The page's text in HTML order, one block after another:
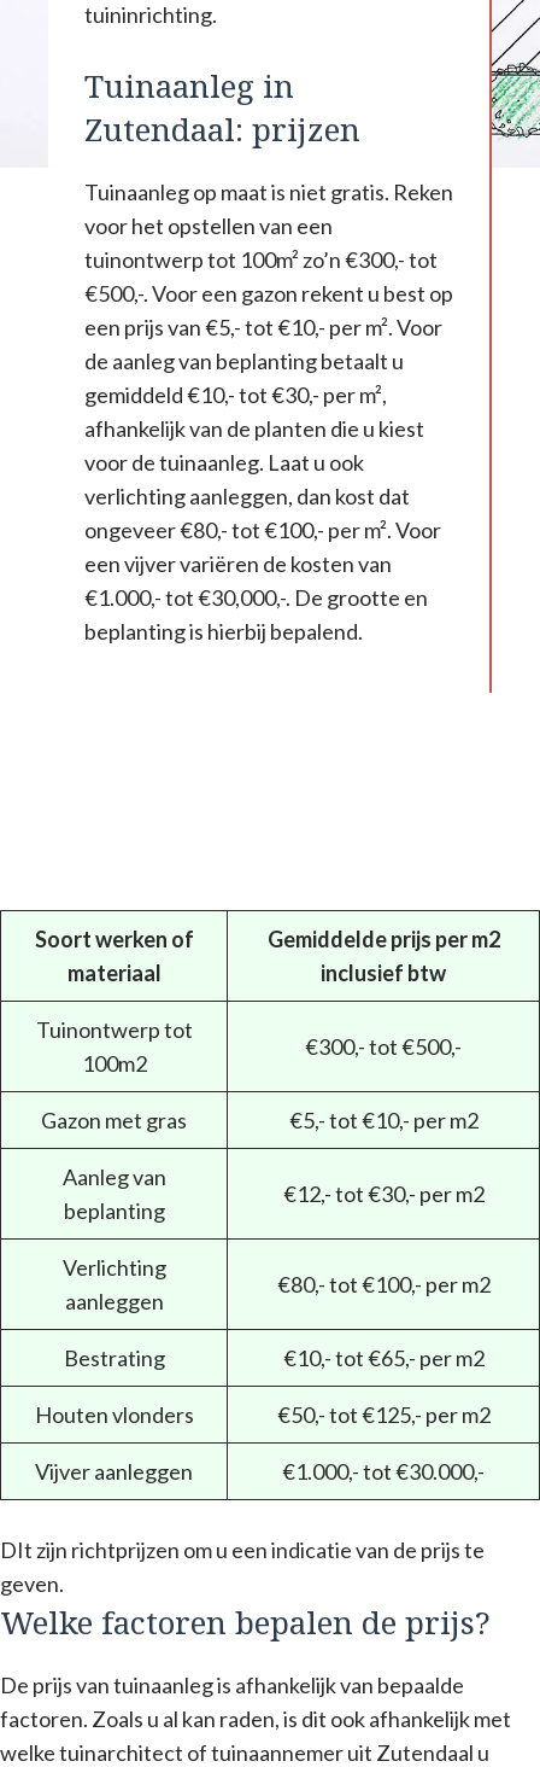
tuininrichting.
Tuinaanleg in
Zutendaal: prijzen
Tuinaanleg op maat is niet gratis. Reken
voor het opstellen van een
tuinontwerp tot 100m² zo’n €300,- tot
€500,-. Voor een gazon rekent u best op
een prijs van €5,- tot €10,- per m². Voor
de aanleg van beplanting betaalt u
gemiddeld €10,- tot €30,- per m²,
afhankelijk van de planten die u kiest
voor de tuinaanleg. Laat u ook
verlichting aanleggen, dan kost dat
ongeveer €80,- tot €100,- per m². Voor
een vijver variëren de kosten van
€1.000,- tot €30,000,-. De grootte en
beplanting is hierbij bepalend.
Soort werken of
materiaal
Gemiddelde prijs per m2
inclusief btw
Tuinontwerp tot
100m2
€300,- tot €500,-
Gazon met gras €5,- tot €10,- per m2
Aanleg van
beplanting
€12,- tot €30,- per m2
Verlichting
aanleggen
€80,- tot €100,- per m2
Bestrating €10,- tot €65,- per m2
Houten vlonders €50,- tot €125,- per m2
Vijver aanleggen €1.000,- tot €30.000,-
DIt zijn richtprijzen om u een indicatie van de prijs te
geven.
Welke factoren bepalen de prijs?
De prijs van tuinaanleg is afhankelijk van bepaalde
factoren. Zoals u al kan raden, is dit ook afhankelijk met
welke tuinarchitect of tuinaannemer uit Zutendaal u